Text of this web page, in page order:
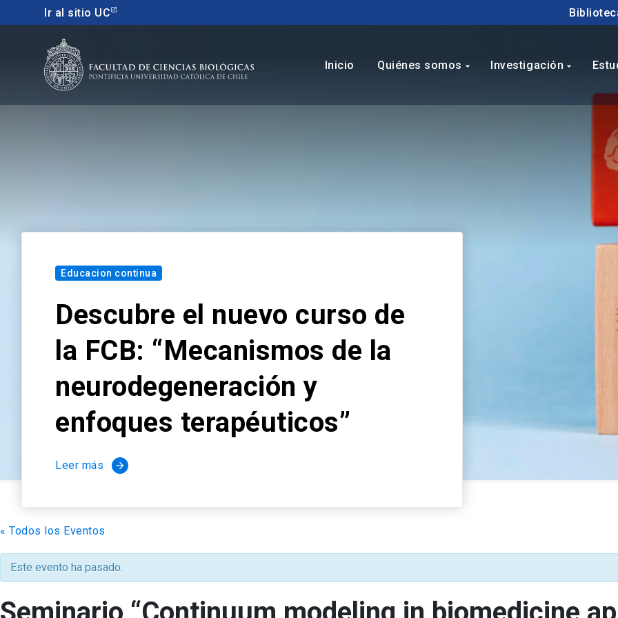
Ir al sitio UC
Inicio Quiénes somos arrow_drop_down Investigación arrow_drop_down
Educacion continua
Descubre el nuevo curso de
la FCB: “Mecanismos de la
neurodegeneración y
enfoques terapéuticos”
Leer más arrow_forward
« Todos los Eventos
Este evento ha pasado.